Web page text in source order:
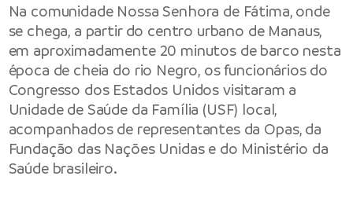
Na comunidade Nossa Senhora de Fátima, onde
se chega, a partir do centro urbano de Manaus,
em aproximadamente 20 minutos de barco nesta
época de cheia do rio Negro, os funcionários do
Congresso dos Estados Unidos visitaram a
Unidade de Saúde da Família (USF) local,
acompanhados de representantes da Opas, da
Fundação das Nações Unidas e do Ministério da
Saúde brasileiro.